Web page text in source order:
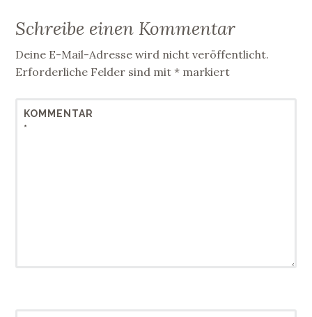
Schreibe einen Kommentar
Deine E-Mail-Adresse wird nicht veröffentlicht.
Erforderliche Felder sind mit* markiert
KOMMENTAR
*